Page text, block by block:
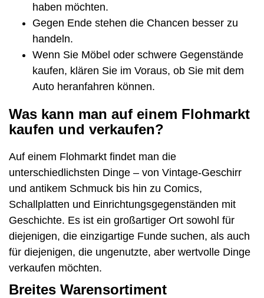
haben möchten.
Gegen Ende stehen die Chancen besser zu
handeln.
Wenn Sie Möbel oder schwere Gegenstände
kaufen, klären Sie im Voraus, ob Sie mit dem
Auto heranfahren können.
Was kann man auf einem Flohmarkt
kaufen und verkaufen?
Auf einem Flohmarkt findet man die
unterschiedlichsten Dinge – von Vintage-Geschirr
und antikem Schmuck bis hin zu Comics,
Schallplatten und Einrichtungsgegenständen mit
Geschichte. Es ist ein großartiger Ort sowohl für
diejenigen, die einzigartige Funde suchen, als auch
für diejenigen, die ungenutzte, aber wertvolle Dinge
verkaufen möchten.
Breites Warensortiment